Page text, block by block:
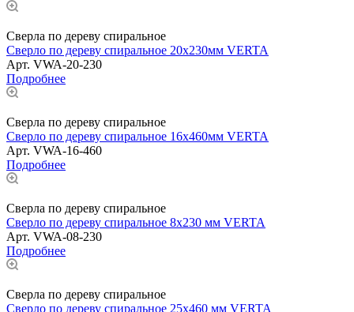
Сверла по дереву спиральное
Сверло по дереву спиральное 20x230мм VERTA
Арт. VWA-20-230
Подробнее
Сверла по дереву спиральное
Сверло по дереву спиральное 16x460мм VERTA
Арт. VWA-16-460
Подробнее
Сверла по дереву спиральное
Сверло по дереву спиральное 8x230 мм VERTA
Арт. VWA-08-230
Подробнее
Сверла по дереву спиральное
Сверло по дереву спиральное 25х460 мм VERTA